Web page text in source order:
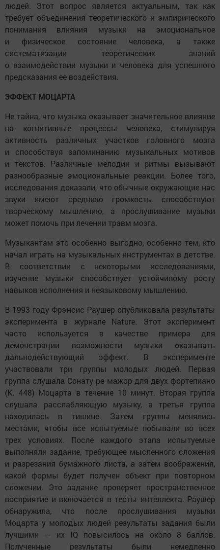
людей. Этот вопрос является актуальным, так как
требует объединения теоретического и эмпирического
понимания влияния музыки на эмоциональное
и физическое состояние человека, а также
систематизации теоретических знаний
о взаимодействии музыки и человека для успешного
предсказания ее воздействия.
ЭФФЕКТ МОЦАРТА
Не тайна, что музыка оказывает значительное влияние
на когнитивные процессы человека, стимулируя
активность различных участков головного мозга
и способствуя запоминанию музыкальных мотивов
и текстов. Различные мелодии и ритмы вызывают
разнообразные эмоциональные реакции. Более того,
исследования доказали, что обычные окружающие нас
звуки имеют среднюю громкость, способствуют
творческому мышлению, а прослушивание музыки
может помочь при лечении травм мозга.
Музыкантам это особенно выгодно, особенно тем, кто
начал играть на музыкальных инструментах в детстве.
В соответствии с некоторыми исследованиями,
изучение музыки способствует устойчивому росту
навыков исполнения и неязыковому мышлению.
В 1993 году Фрэнсис Раушер опубликовала результаты
эксперимента в журнале Nature. Этот эксперимент
часто используется в качестве примера для
демонстрации возможности музыки оказывать
дальнодействующий эффект. В эксперименте
участвовали три группы молодых людей. Первая
группа слушала Сонату ре мажор для двух фортепиано
(K. 448) Моцарта в течение 10 минут. Вторая группа
слушала расслабляющую музыку, а третья группа
находилась в тишине. Затем группы менялись
местами, чтобы все испытуемые побывали во всех
трех условиях. После каждого этапа испытуемые
выполняли задание, требующее мысленного сложения
и разрезания бумажного листа, а затем воображения,
какой формы будет получен объект при повторном
сложении. Это задание проверяет пространственное
восприятие и включается в тесты интеллекта. Раушер
обнаружила, что после прослушивания музыки
Моцарта у молодых людей результаты задания были
лучшими — их IQ повысилось на около 8 баллов.
Полученные результаты были немедленно